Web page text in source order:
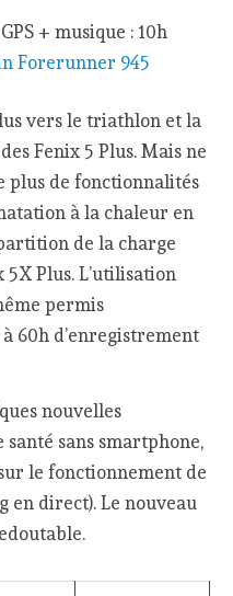
+ musique : 10h
Forerunner 945
vers le triathlon et la
Fenix 5 Plus. Mais ne
plus de fonctionnalités
à la chaleur en
de la charge
Plus. L’utilisation
permis
60h d’enregistrement
nouvelles
sans smartphone,
le fonctionnement de
en direct). Le nouveau